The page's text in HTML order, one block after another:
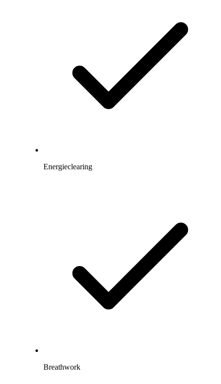
Energieclearing
Breathwork